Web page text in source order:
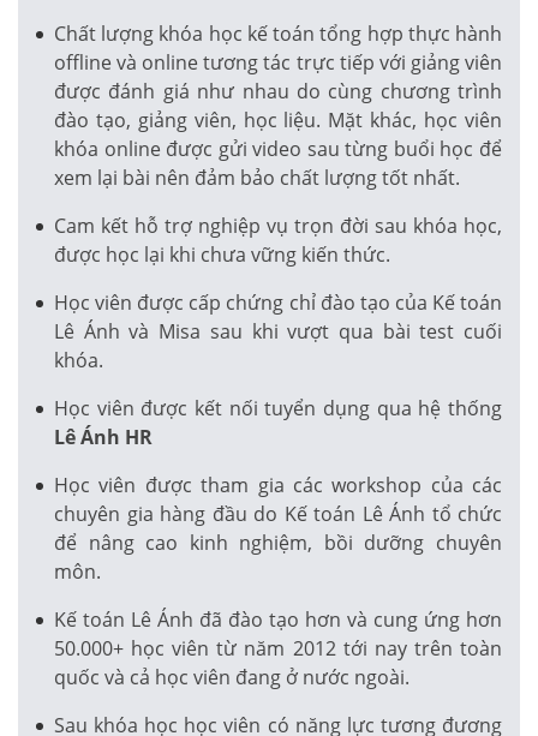
Chất lượng khóa học kế toán tổng hợp thực hành
offline và online tương tác trực tiếp với giảng viên
được đánh giá như nhau do cùng chương trình
đào tạo, giảng viên, học liệu. Mặt khác, học viên
khóa online được gửi video sau từng buổi học để
xem lại bài nên đảm bảo chất lượng tốt nhất.
Cam kết hỗ trợ nghiệp vụ trọn đời sau khóa học,
được học lại khi chưa vững kiến thức.
Học viên được cấp chứng chỉ đào tạo của Kế toán
Lê Ánh và Misa sau khi vượt qua bài test cuối
khóa.
Học viên được kết nối tuyển dụng qua hệ thống
Lê Ánh HR
Học viên được tham gia các workshop của các
chuyên gia hàng đầu do Kế toán Lê Ánh tổ chức
để nâng cao kinh nghiệm, bồi dưỡng chuyên
môn.
Kế toán Lê Ánh đã đào tạo hơn và cung ứng hơn
50.000+ học viên từ năm 2012 tới nay trên toàn
quốc và cả học viên đang ở nước ngoài.
Sau khóa học học viên có năng lực tương đương